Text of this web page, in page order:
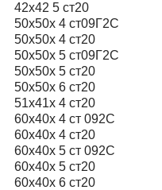
42х42 5 ст20
50х50х 4 ст09Г2С
50х50х 4 ст20
50х50х 5 ст09Г2С
50х50х 5 ст20
50х50х 6 ст20
51x41x 4 ст20
60x40x 4 ст 092C
60x40x 4 ст20
60x40x 5 ст 092C
60x40x 5 ст20
60x40x 6 ст20